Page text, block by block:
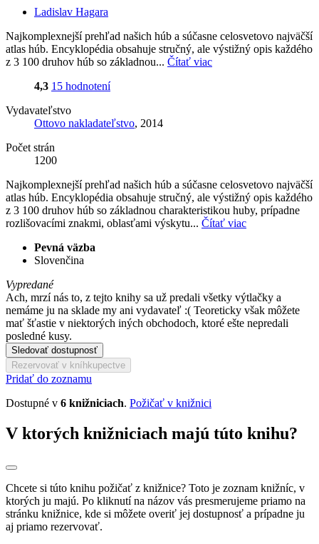
Ladislav Hagara
Najkomplexnejší prehľad našich húb a súčasne celosvetovo najväčší
atlas húb. Encyklopédia obsahuje stručný, ale výstižný opis každého
z 3 100 druhov húb so základnou... Čítať viac
4,3 15 hodnotení
Vydavateľstvo
Ottovo nakladateľstvo, 2014
Počet strán
1200
Najkomplexnejší prehľad našich húb a súčasne celosvetovo najväčší
atlas húb. Encyklopédia obsahuje stručný, ale výstižný opis každého
z 3 100 druhov húb so základnou charakteristikou huby, prípadne
rozlišovacími znakmi, oblasťami výskytu... Čítať viac
Pevná väzba
Slovenčina
Vypredané
Ach, mrzí nás to, z tejto knihy sa už predali všetky výtlačky a
nemáme ju na sklade my ani vydavateľ :( Teoreticky však môžete
mať šťastie v niektorých iných obchodoch, ktoré ešte nepredali
posledné kusy.
Sledovať dostupnosť
Rezervovať v kníhkupectve
Pridať do zoznamu
Dostupné v 6 knižniciach. Požičať v knižnici
V ktorých knižniciach majú túto knihu?
Chcete si túto knihu požičať z knižnice? Toto je zoznam knižníc, v
ktorých ju majú. Po kliknutí na názov vás presmerujeme priamo na
stránku knižnice, kde si môžete overiť jej dostupnosť a prípadne ju
aj priamo rezervovať.